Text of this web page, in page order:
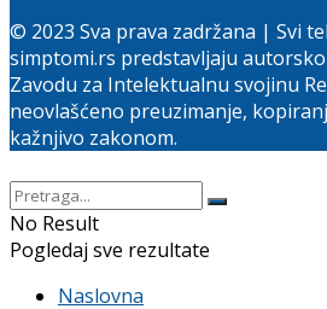
© 2023 Sva prava zadržana | Svi
simptomi.rs predstavljaju
Zavodu za Intelektualnu svojinu
neovlašćeno preuzimanje,
kažnjivo zakonom.
No Result
Pogledaj sve rezultate
Naslovna